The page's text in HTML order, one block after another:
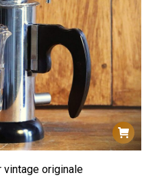
vintage originale